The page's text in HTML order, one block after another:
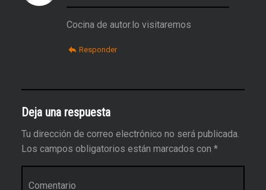
Cocina de autor.lo visitaremos
Responder
Deja una respuesta
Tu dirección de correo electrónico no será publicada.
Los campos obligatorios están marcados con *